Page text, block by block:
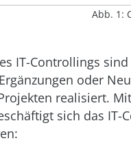
Abb. 1:
IT-Controllings
oder
realisiert.
sich das IT-